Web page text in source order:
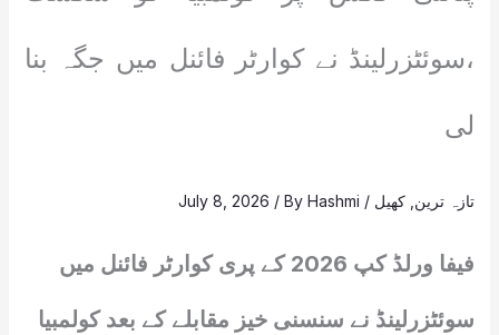
،سوئٹزرلینڈ نے کوارٹر فائنل میں جگہ بنا
لی
تازہ ترین کھیل /
July 8, 2026 / ByHashmi
فیفا ورلڈ کپ 2026 کے پری کوارٹر فائنل میں
سوئٹزرلینڈ نے سنسنی خیز مقابلے کے بعد کولمبیا